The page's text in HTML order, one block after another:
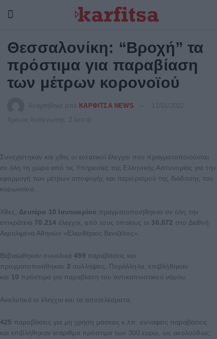
Θεσσαλονίκη: “Βροχή” τα
πρόστιμα για παραβίαση
των μέτρων κορονοϊού
Αναρτήθηκε από ΚΑΡΦΙΤΣΑ NEWS
Χρόνος Ανάγνωσης: 2 λεπτά
Συνεχίστηκαν και χθες οι εντατικοί έλεγχοι που πραγματοποιούνται
σε όλη τη χώρα από τις Υπηρεσίες της Ελληνικής Αστυνομίας για την
εφαρμογή των μέτρων αποφυγής και περιορισμού της διάδοσης του
κορωνοϊού.
Χθες, Δευτέρα 10 Ιανουαρίου πραγματοποιήθηκαν σε όλη την
επικράτεια 70.214 έλεγχοι, από τους οποίους οι 36.072 στο Διεθνή
Αερολιμένα Αθηνών «Ελευθέριος Βενιζέλος».
Βεβαιώθηκαν συνολικά499 παραβάσεις και
πραγματοποιήθηκαν 2 συλλήψεις. Παράλληλα, επιβλήθηκαν
και 10 πρόστιμα για παραβίαση του αντικαπνιστικού νόμου.
Αναλυτικά οι έλεγχοι και τα αποτελέσματα:
425 παραβάσεις για μη χρήση μάσκας κ.λπ. συναφείς παραβάσεις
και επιβλήθηκαν ισάριθμα πρόστιμα των 300 ευρώ, ως ακολούθως: